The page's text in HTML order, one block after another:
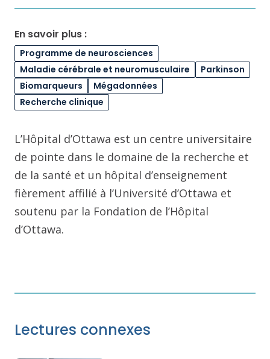
En savoir plus :
Programme de neurosciences
Maladie cérébrale et neuromusculaire
Parkinson
Biomarqueurs
Mégadonnées
Recherche clinique
L’Hôpital d’Ottawa est un centre universitaire
de pointe dans le domaine de la recherche et
de la santé et un hôpital d’enseignement
fièrement affilié à l’Université d’Ottawa et
soutenu par la Fondation de l’Hôpital
d’Ottawa.
Lectures connexes